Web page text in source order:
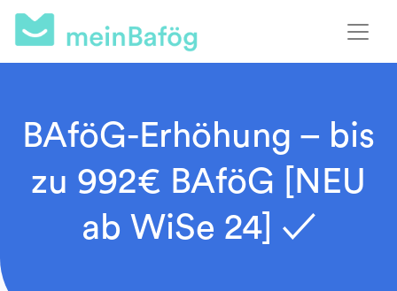
BAföG-Erhöhung – bis
zu 992€ BAföG [NEU
ab WiSe 24] ✓